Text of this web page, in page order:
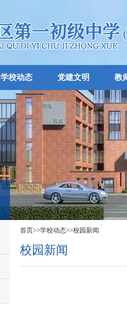
学校动态 党建文明 教
首页>>学校动态>>校园新闻
校园新闻